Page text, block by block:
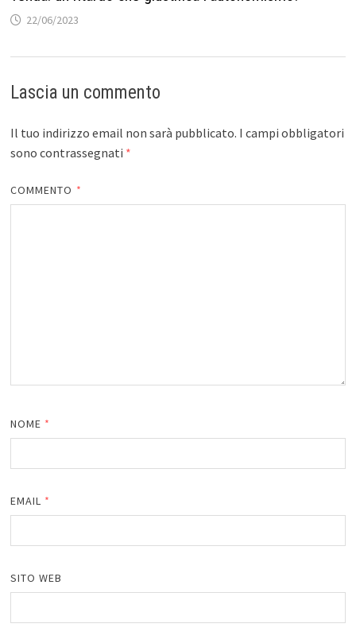
22/06/2023
Lascia un commento
Il tuo indirizzo email non sarà pubblicato. I campi obbligatori
sono contrassegnati *
COMMENTO *
NOME *
EMAIL *
SITO WEB